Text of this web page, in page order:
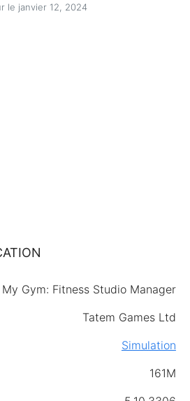
le janvier 12, 2024
My Gym: Fitness Studio Manager
Tatem Games Ltd
Simulation
161M